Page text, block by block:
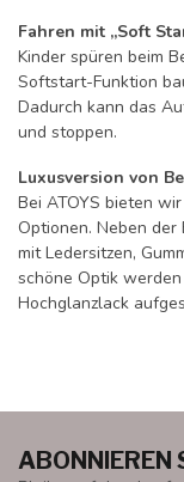
Fahren mit „Soft
Kinder spüren beim
Softstart-Funktion
Dadurch kann das
und stoppen.
Luxusversion von
Bei ATOYS bieten
Optionen. Neben
mit Ledersitzen,
schöne Optik
Hochglanzlack
ABONNIEREN